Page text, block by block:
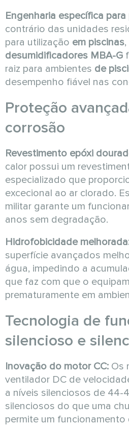
Engenharia específica para
contrário das unidades
para utilização em piscinas,
desumidificadores MBA-G
raiz para ambientes de
desempenho fiável nas
Proteção
corrosão
Revestimento epóxi
calor possui um
especializado que
excecional ao ar clorado.
militar garante um
anos sem degradação.
Hidrofobicidade
superfície avançados
água, impedindo a
que faz com que o
prematuramente em
Tecnologia de
silencioso e
Inovação do motor CC: Os
ventilador DC de
a níveis silenciosos de 44-
silenciosos do que uma
permite um